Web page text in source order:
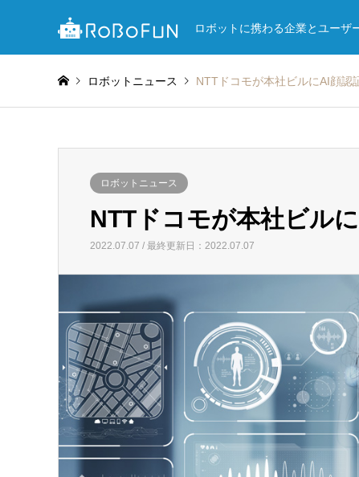
ロボットに携わる企業とユーザ
ロボットニュース NTTドコモが本社ビルにAI顔認
ロボットニュース
NTTドコモが本社ビル
2022.07.07 / 最終更新日：2022.07.07